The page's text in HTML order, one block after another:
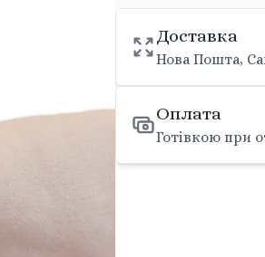
Доставка
Нова Пошта,
Оплата
Готівкою при